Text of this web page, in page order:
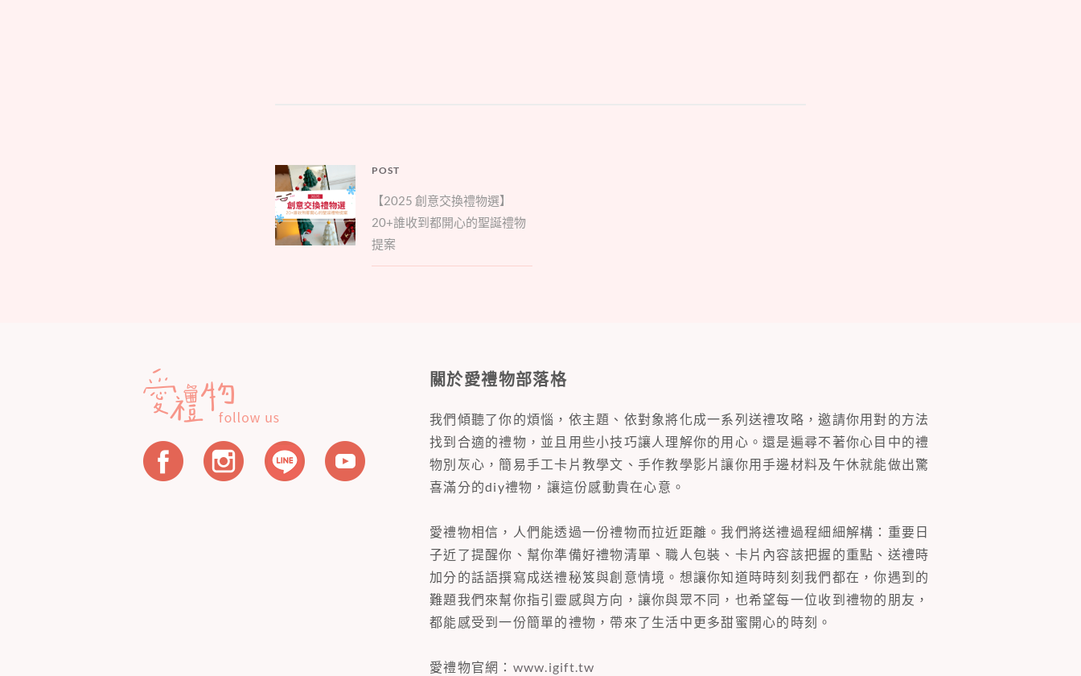
文
章
導
覽
POST
Parent
post:
【2025 創意交換禮物選】
20+誰收到都開心的聖誕禮物
提案
關於愛禮物部落格
我們傾聽了你的煩惱，依主題、依對象將化成一系列送禮攻略，邀請你用對的方法
找到合適的禮物，並且用些小技巧讓人理解你的用心。還是遍尋不著你心目中的禮
物別灰心，簡易手工卡片教學文、手作教學影片讓你用手邊材料及午休就能做出驚
喜滿分的diy禮物，讓這份感動貴在心意。
愛禮物相信，人們能透過一份禮物而拉近距離。我們將送禮過程細細解構：重要日
子近了提醒你、幫你準備好禮物清單、職人包裝、卡片內容該把握的重點、送禮時
加分的話語撰寫成送禮秘笈與創意情境。想讓你知道時時刻刻我們都在，你遇到的
難題我們來幫你指引靈感與方向，讓你與眾不同，也希望每一位收到禮物的朋友，
都能感受到一份簡單的禮物，帶來了生活中更多甜蜜開心的時刻。
愛禮物官網： www.igift.tw